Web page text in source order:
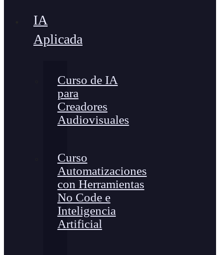
IA
Aplicada
Curso de IA
para
Creadores
Audiovisuales
Curso
Automatizaciones
con Herramientas
No Code e
Inteligencia
Artificial